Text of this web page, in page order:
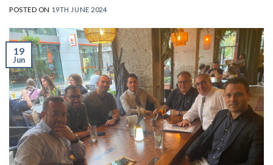
POSTED ON 19TH JUNE 2024
19
Jun